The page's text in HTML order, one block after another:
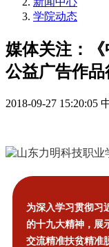
学院动态
媒体关注：《
公益广告作
2018-09-27 15:20:05
为深入学习贯彻习
的十九大精神，展
交流精准扶贫精准